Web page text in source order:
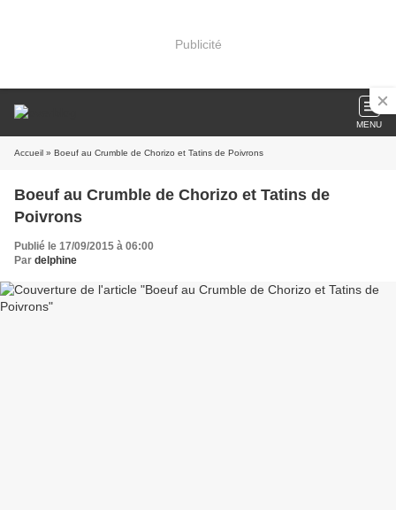
Publicité
MENU
Accueil » Boeuf au Crumble de Chorizo et Tatins de Poivrons
Boeuf au Crumble de Chorizo et Tatins de
Poivrons
Publié le 17/09/2015 à 06:00
Par delphine